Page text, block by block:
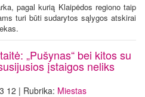
pagal kurią Klaipėdos regiono taip
turi būti sudarytos sąlygos atskirai
„Pušynas“ bei kitos su
įstaigos neliks
12 | Rubrika: Miestas